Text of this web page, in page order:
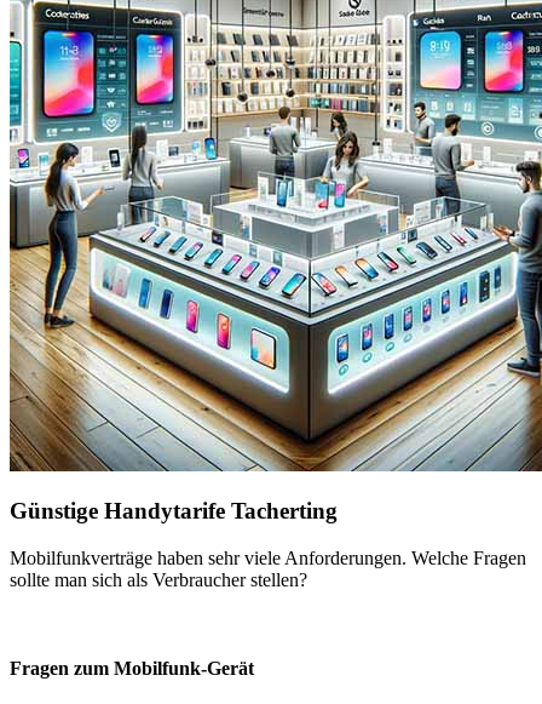
Günstige Handytarife Tacherting
Mobilfunkverträge haben sehr viele Anforderungen. Welche Fragen
sollte man sich als Verbraucher stellen?
Fragen zum Mobilfunk-Gerät